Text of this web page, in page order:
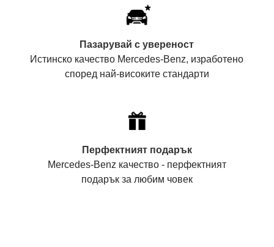
Пазарувай с увереност
Истинско качество Mercedes-Benz, изработено
според най-високите стандарти
Перфектният подарък
Mercedes-Benz качество - перфектният
подарък за любим човек